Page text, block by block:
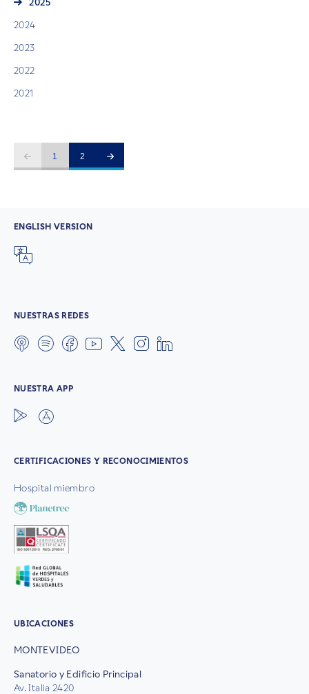
2025
2024
2023
2022
2021
1 2
ENGLISH VERSION
NUESTRAS REDES
NUESTRA APP
CERTIFICACIONES Y RECONOCIMIENTOS
Hospital miembro
UBICACIONES
MONTEVIDEO
Sanatorio y Edificio Principal
Av. Italia 2420